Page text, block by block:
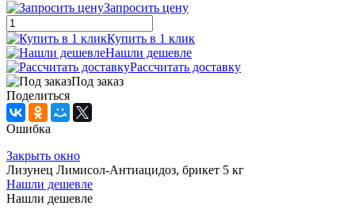
Запросить цену
Купить в 1 клик
Нашли дешевле
Рассчитать доставку
Под заказ
Поделиться
Ошибка
Закрыть окно
Лизунец Лимисол-Антиацидоз, брикет 5 кг
Нашли дешевле
Нашли дешевле